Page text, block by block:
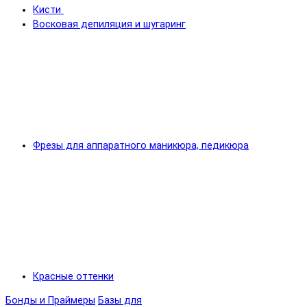
Кисти
Восковая депиляция и шугаринг
Фрезы для аппаратного маникюра, педикюра
Красные оттенки
Бонды и Праймеры Базы для